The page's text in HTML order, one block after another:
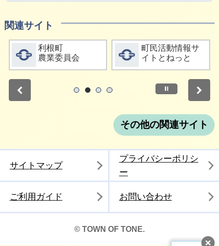
関連サイト
詳細をみる
利根町
農業委員会
詳細をみる
町民活動情報サ
イトとねっと
停止
その他の関連サイト
サイトマップ
プライバシーポリシ
ー
ご利用ガイド お問い合わせ
© TOWN OF TONE.